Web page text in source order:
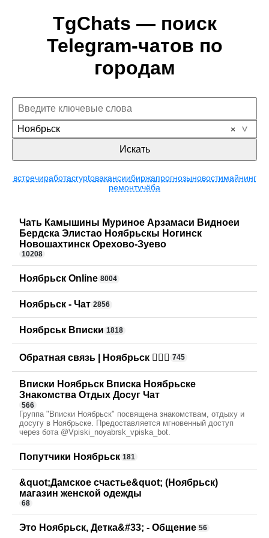
TgChats — поиск
Telegram-чатов по
городам
Ноябрьск
Искать
встречиработаcryptoвакансиибиржапрогнозыновостимайнинг
ремонтучёба
Чать Камышины Муриное Арзамаси Видноеи
Бердска Элистао Ноябрьскы Ногинск
Новошахтинск Орехово-Зуево
10208
Ноябрьск Online 8004
Ноябрьск - Чат 2856
Ноябрськ Вписки 1818
Обратная связь | Ноябрьск 🙋🏼‍♀️ 745
Вписки Ноябрьск Вписка Ноябрьске
Знакомства Отдых Досуг Чат
566
Группа "Вписки Ноябрьск" посвящена знакомствам, отдыху и
досугу в Ноябрьске. Предоставляется мгновенный доступ
через бота @Vpiski_noyabrsk_vpiska_bot.
Попутчики Ноябрьск 181
&quot;Дамское счастье&quot; (Ноябрьск)
магазин женской одежды
68
Это Ноябрьск, Детка&#33; - Общение 56